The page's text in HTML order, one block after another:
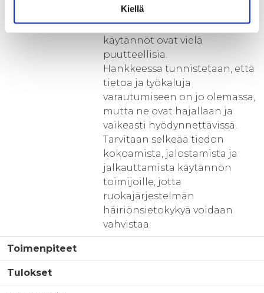
Kiellä
erityisesti pienemmillä
toimijoilla riskienhallinnan
käytännöt ovat vielä
puutteellisia.
Hankkeessa tunnistetaan, että
tietoa ja työkaluja
varautumiseen on jo olemassa,
mutta ne ovat hajallaan ja
vaikeasti hyödynnettävissä.
Tarvitaan selkeää tiedon
kokoamista, jalostamista ja
jalkauttamista käytännön
toimijoille, jotta
ruokajärjestelmän
häiriönsietokykyä voidaan
vahvistaa.
Toimenpiteet
Tulokset